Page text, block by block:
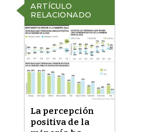
ARTÍCULO
RELACIONADO
La percepción
positiva de la